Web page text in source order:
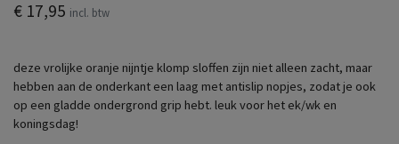
€ 17,95 incl. btw
deze vrolijke oranje nijntje klomp sloffen zijn niet alleen zacht, maar
hebben aan de onderkant een laag met antislip nopjes, zodat je ook
op een gladde ondergrond grip hebt. leuk voor het ek/wk en
koningsdag!